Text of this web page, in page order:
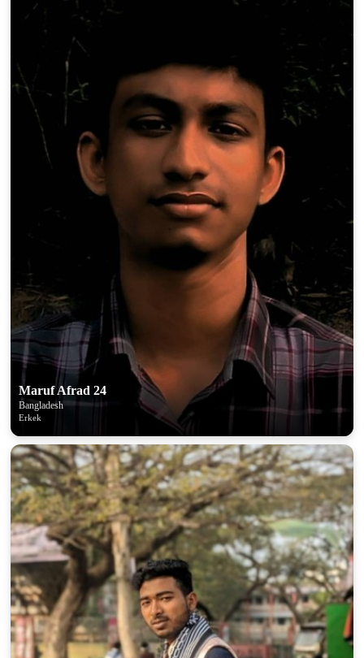
Maruf Afrad 24
Bangladesh
Erkek
upload your own photo
100% FREE
×10 more visibility